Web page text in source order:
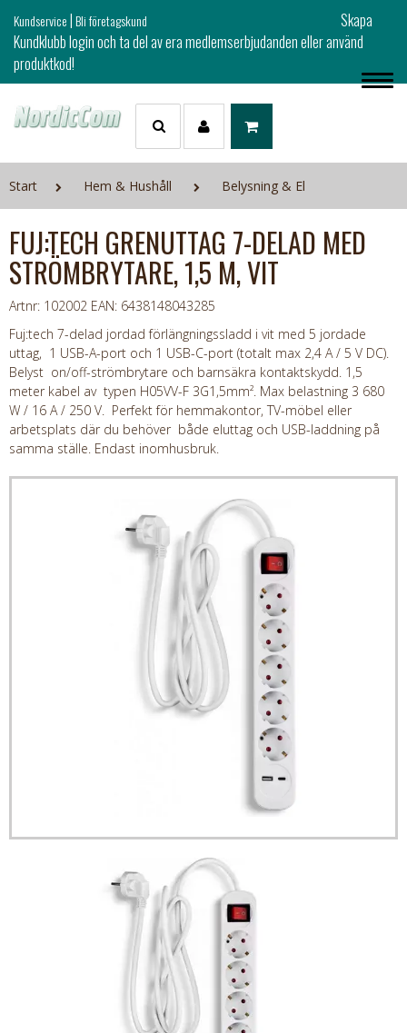
Kundservice|Bli företagskund
Skapa
Kundklubb login och ta del av era medlemserbjudanden eller använd
produktkod!
Start Hem & Hushåll Belysning & El
FUJ:TECH GRENUTTAG 7-DELAD MED
STRÖMBRYTARE, 1,5 M, VIT
Artnr: 102002 EAN: 6438148043285
Fuj:tech 7-delad jordad förlängningssladd i vit med 5 jordade
uttag, 1 USB-A-port och 1 USB-C-port (totalt max 2,4 A / 5 V DC).
Belyst on/off-strömbrytare och barnsäkra kontaktskydd. 1,5
meter kabel av typen H05VV-F 3G1,5mm². Max belastning 3 680
W / 16 A / 250 V. Perfekt för hemmakontor, TV-möbel eller
arbetsplats där du behöver både eluttag och USB-laddning på
samma ställe. Endast inomhusbruk.